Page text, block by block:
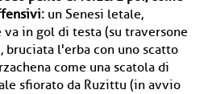
un Senesi letale,
in gol di testa (su traversone
bruciata l'erba con uno scatto
come una scatola di
sfiorato da Ruzittu (in avvio